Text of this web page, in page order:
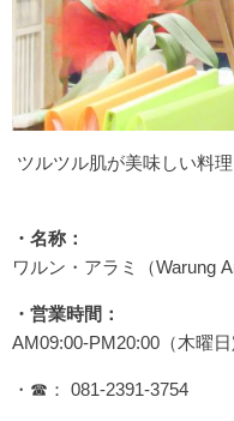
ツルツル肌が美味しい料
・名称：
ワルン・アラミ（Warung
・営業時間：
AM09:00-PM20:00（木曜日
・☎： 081-2391-3754